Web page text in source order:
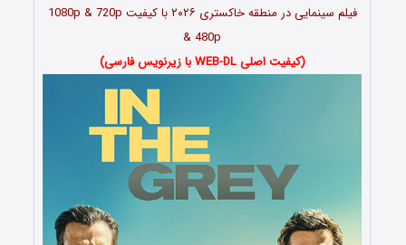
فیلم سینمایی در منطقه خاکستری ۲۰۲۶ با کیفیت 1080p & 720p
& 480p
(کیفیت اصلی WEB-DL با زیرنویس فارسی)